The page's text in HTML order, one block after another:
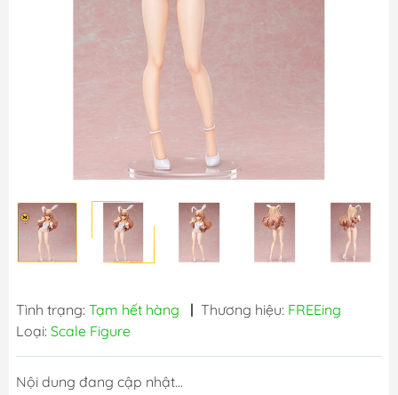
Tình trạng: Tạm hết hàng | Thương hiệu: FREEing
Loại: Scale Figure
Nội dung đang cập nhật...